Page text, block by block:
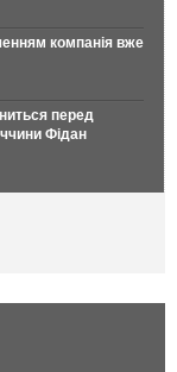
компанія вже
перед
Фідан